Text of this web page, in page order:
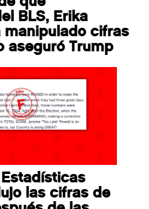
BLS, Erika
manipulado cifras
aseguró Trump
las cifras de